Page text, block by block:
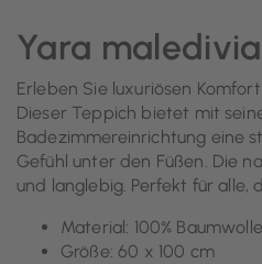
Yara
Erleben Sie luxuriösen
Dieser Teppich bietet mit
Badezimmereinrichtung eine
Gefühl unter den Füßen. Die
und langlebig. Perfekt für alle,
Material: 100% Baumwolle
Größe: 60 x 100 cm